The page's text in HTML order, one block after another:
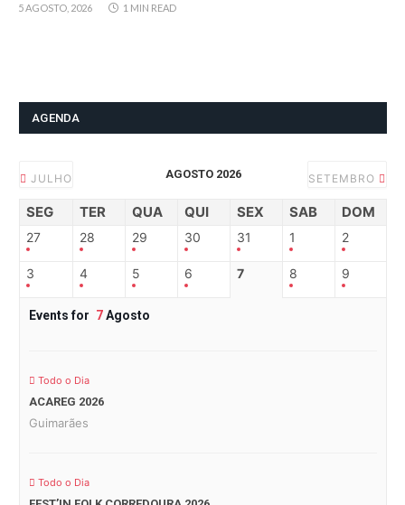
5 AGOSTO, 2026 1 MIN READ
AGENDA
JULHO AGOSTO 2026 SETEMBRO
SEG TER QUA QUI SEX SAB DOM
27 28 29 30 31 1 2
3 4 5 6 7 8 9
Events for 7Agosto
Todo o Dia
ACAREG 2026
Guimarães
Todo o Dia